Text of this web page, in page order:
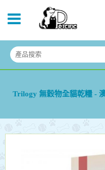
Trilogy 無穀物全貓乾糧 -